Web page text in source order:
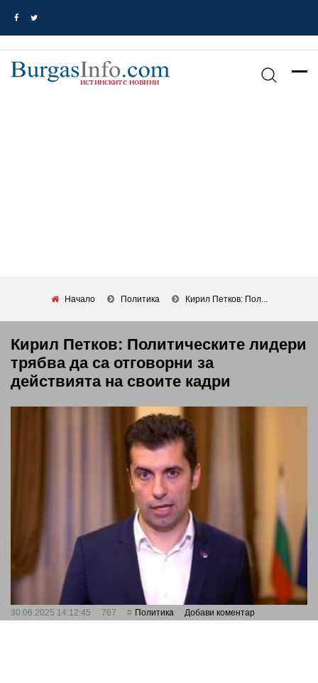
Начало Политика Кирил Петков: Пол...
Кирил Петков: Политическите лидери
трябва да са отговорни за
действията на своите кадри
30.06.2025 14:12:45 767 Политика Добави коментар